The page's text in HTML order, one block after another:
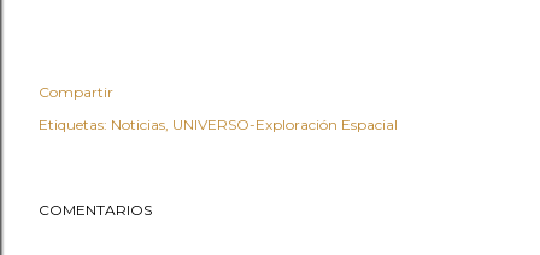
Compartir
Etiquetas: Noticias UNIVERSO-Exploración Espacial
COMENTARIOS